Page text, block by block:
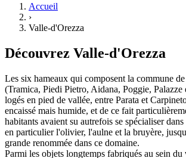
Accueil
›
Valle-d'Orezza
Découvrez Valle-d'Orezza
Les six hameaux qui composent la commune
(Tramica, Piedi Pietro, Aidana, Poggie, Palazze
logés en pied de vallée, entre Parata et
encaissé mais humide, et de ce fait
habitants avaient su autrefois se spécialiser
en particulier l'olivier, l'aulne et la bruyère,
grande renommée dans ce domaine.
Parmi les objets longtemps fabriqués au sein